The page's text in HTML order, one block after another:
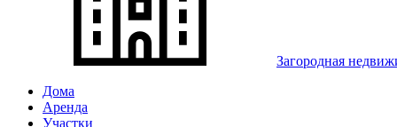
Загородная
Дома
Аренда
Участки